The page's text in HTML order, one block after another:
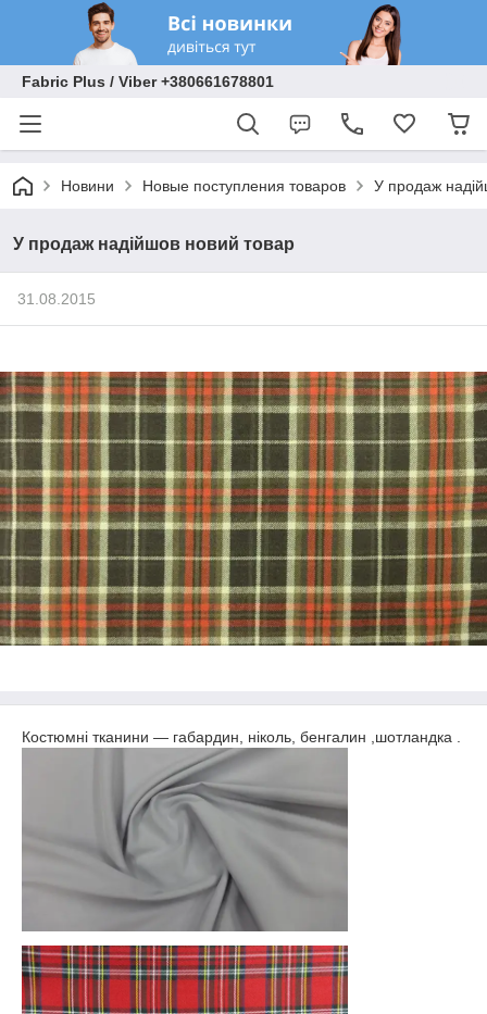
Fabric Plus / Viber +380661678801
Новини Новые поступления товаров У продаж
У продаж надійшов новий товар
31.08.2015
Костюмні тканини ― габардин, ніколь, бенгалин ,шотландка .